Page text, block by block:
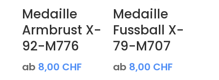
Medaille
Armbrust X-
92-M776
ab 8,00 CHF
Medaille
Fussball X-
79-M707
ab 8,00 CHF